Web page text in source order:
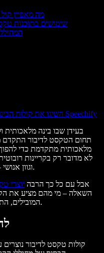
מה מאפיין
שימושים בתוכנות
השיגו את קולות הבינה המלאכותית הטובים ביותר עם Speechify
בעידן שבו בינה מלאכותית
תחום הטקסט לדיבור התקדם
מלאכותית מתקדמת כדי
לא מדובר רק בקריינות
וגוון אנושי – וזה משדרג מאוד את חוויית המשתמש.
אבל עם כל כך הרבה יוצרי
השאלה – מי מהם מציע את
המובילים, התכונות שלהם ואיך הם עומדים זה מול זה.
קולות טקסט לדיבור